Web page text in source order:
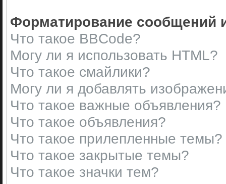
Форматирование сообщений
Что такое BBCode?
Могу ли я использовать HTML?
Что такое смайлики?
Могу ли я добавлять
Что такое важные объявления?
Что такое объявления?
Что такое прилепленные темы?
Что такое закрытые темы?
Что такое значки тем?